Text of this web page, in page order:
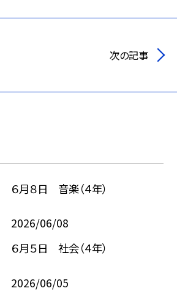
次の記事
６月８日 音楽（４年）
2026/06/08
６月５日 社会（４年）
2026/06/05